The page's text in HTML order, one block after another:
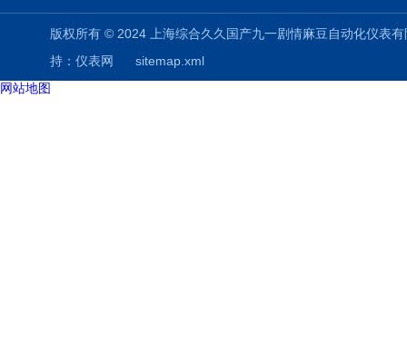
版权所有 © 2024 上海综合久久国产九一剧情麻豆自动化仪
持： 仪表网
sitemap.xml
网站地图